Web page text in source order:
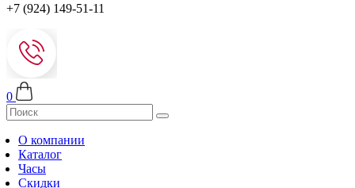
+7 (924) 149-51-11
0
О компании
Каталог
Часы
Скидки